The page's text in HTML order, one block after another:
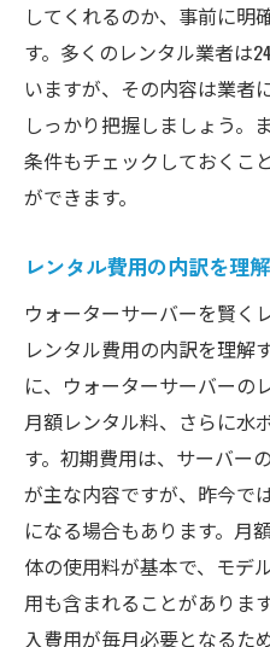
してくれるのか、事前に明
す。多くのレンタル業者は
いますが、その内容は業者
しっかり把握しましょう。
条件もチェックしておくこ
ができます。
レンタル費用の内訳を理解
ウォーターサーバーを賢く
レンタル費用の内訳を理解
に、ウォーターサーバーの
月額レンタル料、さらに水
す。初期費用は、サーバー
が主な内容ですが、昨今で
になる場合もあります。月
体の使用料が基本で、モデ
用も含まれることがありま
入費用が毎月必要となるた